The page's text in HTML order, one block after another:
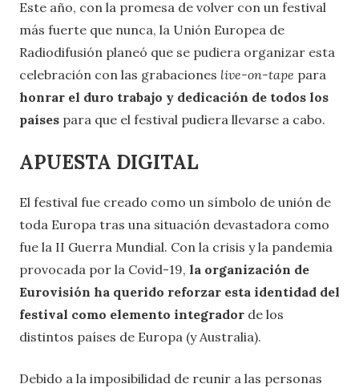
Este año, con la promesa de volver con un festival
más fuerte que nunca, la Unión Europea de
Radiodifusión planeó que se pudiera organizar esta
celebración con las grabaciones live-on-tape para
honrar el duro trabajo y dedicación de todos los
países para que el festival pudiera llevarse a cabo.
APUESTA DIGITAL
El festival fue creado como un símbolo de unión de
toda Europa tras una situación devastadora como
fue la II Guerra Mundial. Con la crisis y la pandemia
provocada por la Covid-19, la organización de
Eurovisión ha querido reforzar esta identidad del
festival como elemento integrador de los
distintos países de Europa (y Australia).
Debido a la imposibilidad de reunir a las personas